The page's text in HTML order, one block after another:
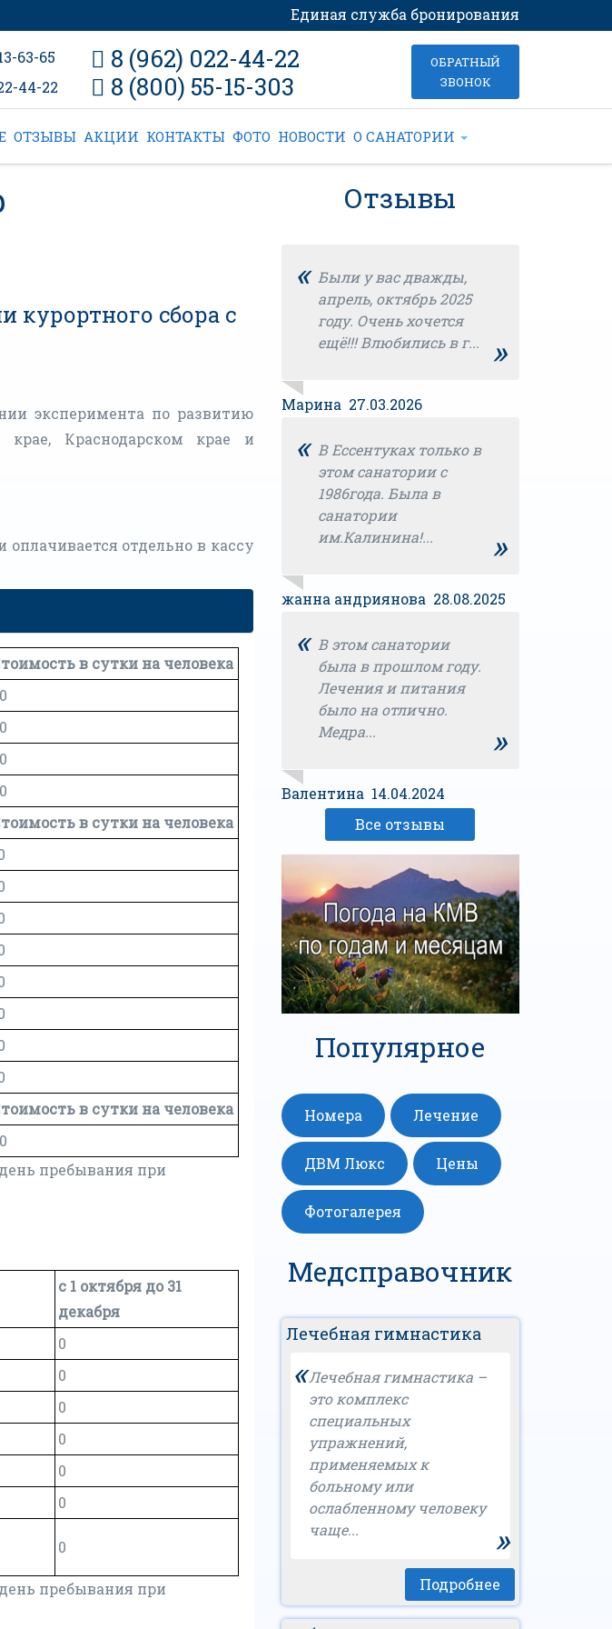
Единая служба бронирования
63-65
44-22
8 (962) 022-44-22
8 (800) 55-15-303
ОБРАТНЫЙ
ЗВОНОК
ОТЗЫВЫ АКЦИИ КОНТАКТЫ ФОТО НОВОСТИ О САНАТОРИИ
сбора с
эксперимента по развитию
Краснодарском крае и
отдельно в кассу
в сутки на человека
в сутки на человека
в сутки на человека
пребывания при
с 1 октября до 31
декабря
0
0
0
0
0
0
0
пребывания при
Отзывы
« Были у вас дважды,
апрель, октябрь 2025
году. Очень хочется
ещё!!! Влюбились в г...
»
Марина 27.03.2026
« В Ессентуках только в
этом санатории с
1986года. Была в
санатории
им.Калинина!...
»
жанна андриянова 28.08.2025
« В этом санатории
была в прошлом году.
Лечения и питания
было на отлично.
Медра...
»
Валентина 14.04.2024
Все отзывы
Популярное
Номера Лечение
ДВМ Люкс Цены
Фотогалерея
Медсправочник
Лечебная гимнастика
«Лечебная гимнастика –
это комплекс
специальных
упражнений,
применяемых к
больному или
ослабленному человеку
чаще...
»
Подробнее